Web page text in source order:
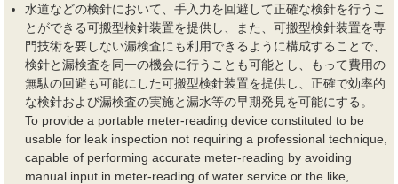
水道などの検針において、手入力を回避して正確な検針を行うこ
とができる可搬型検針装置を提供し、また、可搬型検針装置を専
門技術を要しない漏検査にも利用できるように構成することで、
検針と漏検査を同一の機会に行うことも可能とし、もって費用の
無駄の回避も可能にした可搬型検針装置を提供し、正確で効率的
な検針および漏検査の実施と漏水等の早期発見を可能にする。
To provide a portable meter-reading device constituted to be
usable for leak inspection not requiring a professional technique,
capable of performing accurate meter-reading by avoiding
manual input in meter-reading of water service or the like,